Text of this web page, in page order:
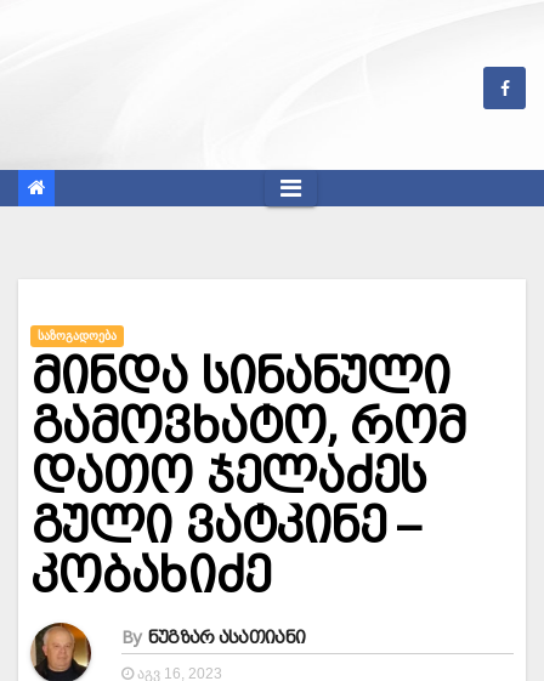
ᲡᲐᲖᲝᲒᲐᲓᲝᲔᲑᲐ
მინდა სინანული
გამოვხატო, რომ
დათო ჯელაძეს
გული ვატკინე –
კობახიძე
By ნუგზარ ასათიანი
ᲐᲒᲕ 16, 2023